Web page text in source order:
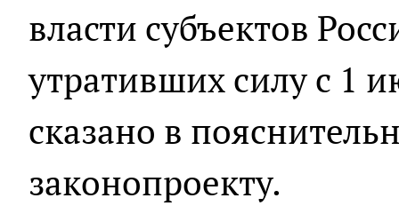
власти субъектов
утративших силу с 1
сказано в
законопроекту.